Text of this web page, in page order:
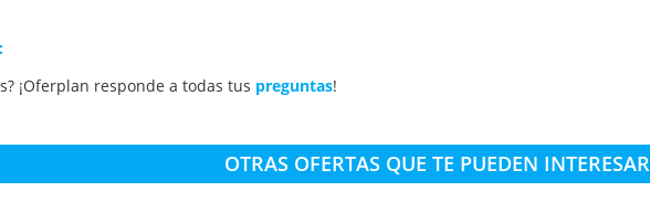
¡Oferplan responde a todas tus preguntas!
OTRAS OFERTAS QUE TE PUEDEN INTERESAR